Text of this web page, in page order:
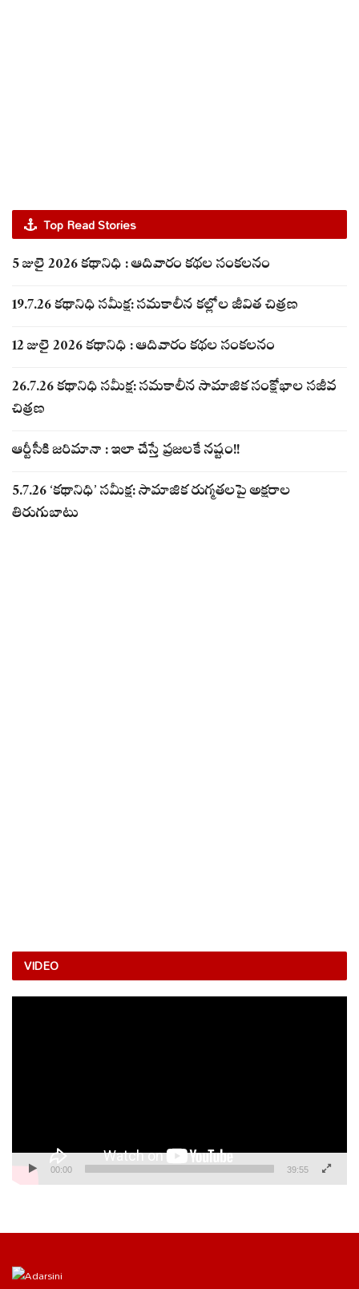
Top Read Stories
5 జులై 2026 కథానిధి : ఆదివారం కథల సంకలనం
19.7.26 కథానిధి సమీక్ష: సమకాలీన కల్లోల జీవిత చిత్రణ
12 జులై 2026 కథానిధి : ఆదివారం కథల సంకలనం
26.7.26 కథానిధి సమీక్ష: సమకాలీన సామాజిక సంక్షోభాల సజీవ
చిత్రణ
ఆర్టీసీకి జరిమానా : ఇలా చేస్తే ప్రజలకే నష్టం!!
5.7.26 ‘కథానిధి’ సమీక్ష: సామాజిక రుగ్మతలపై అక్షరాల
తిరుగుబాటు
VIDEO
00:00 39:55